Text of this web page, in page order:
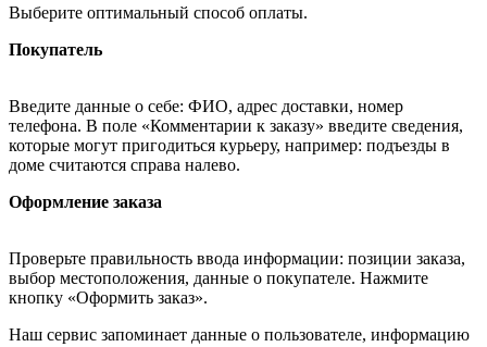
Выберите оптимальный способ оплаты.
Покупатель
Введите данные о себе: ФИО, адрес доставки, номер
телефона. В поле «Комментарии к заказу» введите сведения,
которые могут пригодиться курьеру, например: подъезды в
доме считаются справа налево.
Оформление заказа
Проверьте правильность ввода информации: позиции заказа,
выбор местоположения, данные о покупателе. Нажмите
кнопку «Оформить заказ».
Наш сервис запоминает данные о пользователе, информацию